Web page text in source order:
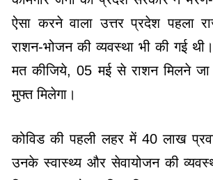
ऐसा करने वाला उत्तर प्रदेश पहला
राशन-भोजन की व्यवस्था भी की गई
मत कीजिये, 05 मई से राशन मिलने
मुफ्त मिलेगा।
कोविड की पहली लहर में 40 लाख
उनके स्वास्थ्य और सेवायोजन की